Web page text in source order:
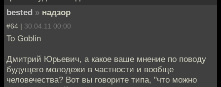
bested » надзор
#64 | 30.04.11 00:00
To Goblin
Дмитрий Юрьевич, а какое ваше мнение по поводу
будущего молодежи в частности и вообще
человечества? Вот вы говорите типа, "что можно